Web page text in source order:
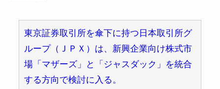
東京証券取引所を傘下に持つ日本取引所グ
ループ（ＪＰＸ）は、新興企業向け株式市
場「マザーズ」と「ジャスダック」を統合
する方向で検討に入る。